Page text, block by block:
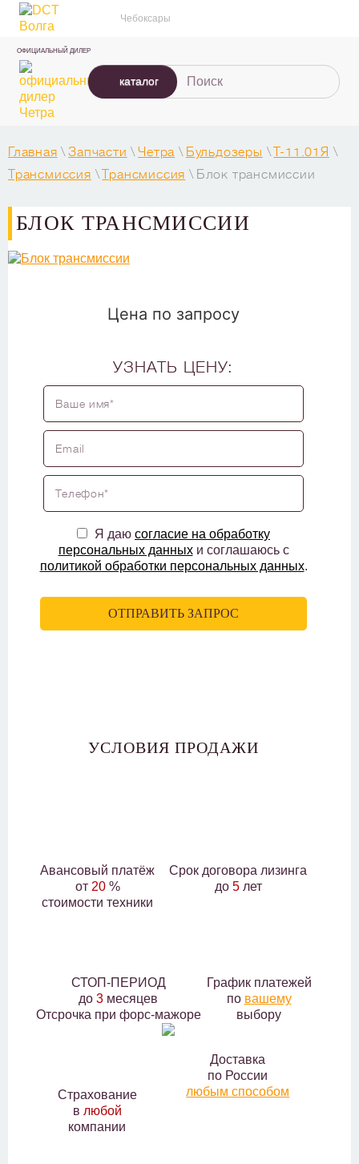
Чебоксары
ОФИЦИАЛЬНЫЙ ДИЛЕР
каталог
Главная \Запчасти \Четра \ Бульдозеры \T-11.01Я \
Трансмиссия \Трансмиссия \ Блок трансмиссии
БЛОК ТРАНСМИССИИ
Цена по запросу
УЗНАТЬ ЦЕНУ:
Я даю согласие на обработку
персональных данныхи соглашаюсь с
политикой обработки персональных данных.
УСЛОВИЯ ПРОДАЖИ
Авансовый платёж
от 20%
стоимости техники
Срок договора лизинга
до 5лет
СТОП-ПЕРИОД
до 3 месяцев
Отсрочка при форс-мажоре
График платежей
по вашему
выбору
Страхование
в любой
компании
Доставка
по России
любым способом